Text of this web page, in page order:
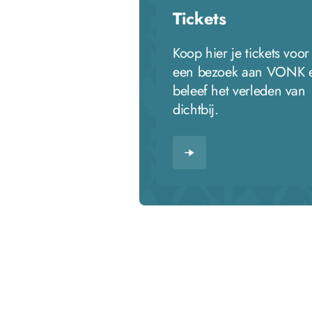
Tickets
Koop hier je tickets voor
een bezoek aan VONK
beleef het verleden van
dichtbij.